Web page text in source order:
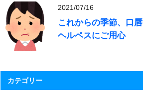
2021/07/16
これからの季節、口唇
ヘルペスにご用心
カテゴリー